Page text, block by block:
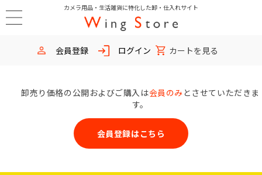
カメラ用品・生活雑貨に特化した卸・仕入れサイト
会員登録 ログイン カートを見る
卸売り価格の公開およびご購入は会員のみ とさせていただきま
す。
会員登録はこちら